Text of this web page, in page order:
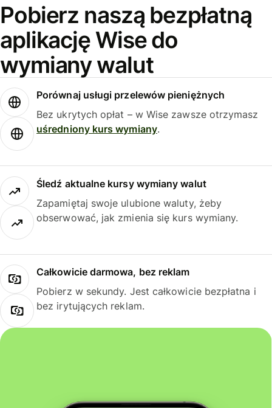
Pobierz naszą bezpłatną
aplikację Wise do
wymiany walut
Porównaj usługi przelewów pieniężnych
Bez ukrytych opłat – w Wise zawsze otrzymasz
uśredniony kurs wymiany.
Śledź aktualne kursy wymiany walut
Zapamiętaj swoje ulubione waluty, żeby
obserwować, jak zmienia się kurs wymiany.
Całkowicie darmowa, bez reklam
Pobierz w sekundy. Jest całkowicie bezpłatna i
bez irytujących reklam.